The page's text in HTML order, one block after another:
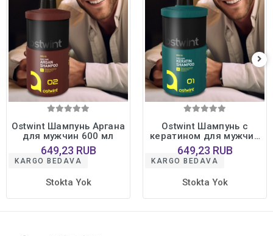
Ostwint Шампунь Аргана
для мужчин 600 мл
649,23 RUB
KARGO BEDAVA
Stokta Yok
Ostwint Шампунь с
кератином для мужчин
600 мл
649,23 RUB
KARGO BEDAVA
Stokta Yok